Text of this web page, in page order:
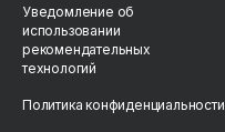
Уведомление об
использовании
рекомендательных
технологий
Политика конфиденциальности